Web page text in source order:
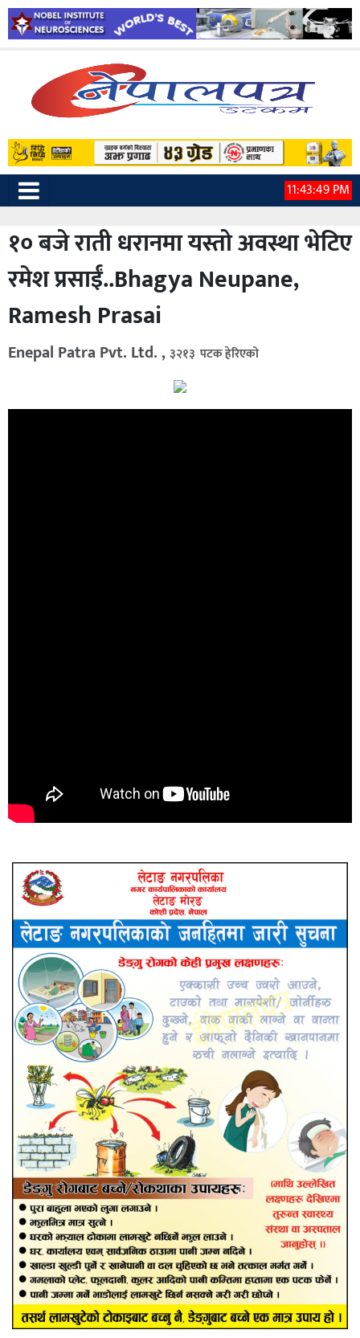
11:43:50 PM
१० बजे राती धरानमा यस्तो अवस्था भेटिए
रमेश प्रसाईं..Bhagya Neupane,
Ramesh Prasai
Enepal Patra Pvt. Ltd. , ३२१३ पटक हेरिएको